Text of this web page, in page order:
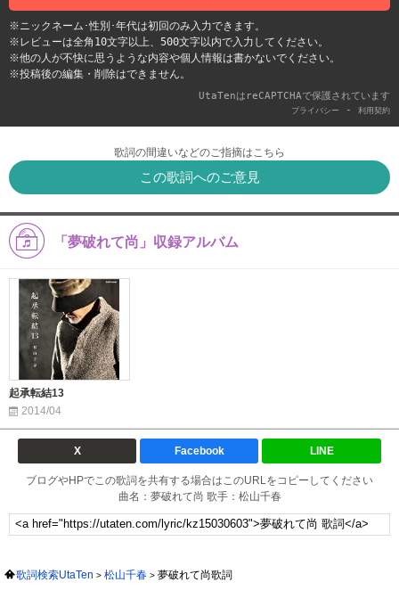
※ニックネーム･性別･年代は初回のみ入力できます。
※レビューは全角10文字以上、500文字以内で入力してください。
※他の人が不快に思うような内容や個人情報は書かないでください。
※投稿後の編集・削除はできません。
UtaTenはreCAPTCHAで保護されています
プライバシー - 利用契約
歌詞の間違いなどのご指摘はこちら
この歌詞へのご意見
「夢破れて尚」収録アルバム
起承転結13
2014/04
X Facebook LINE
ブログやHPでこの歌詞を共有する場合はこのURLをコピーしてください
曲名：夢破れて尚 歌手：松山千春
歌詞検索UtaTen 松山千春 夢破れて尚歌詞